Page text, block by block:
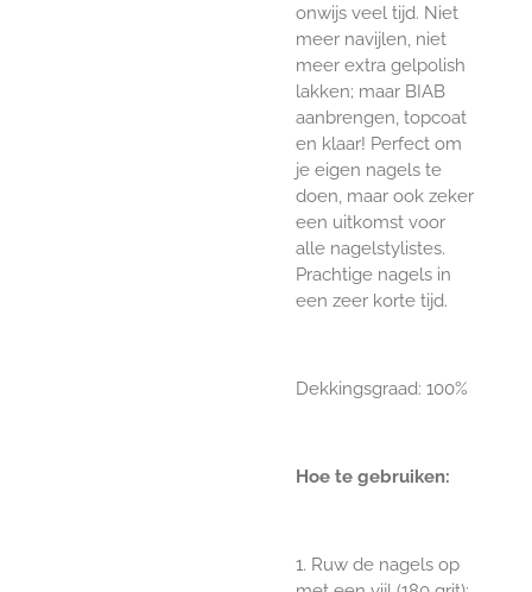
onwijs veel tijd. Niet
meer navijlen, niet
meer extra gelpolish
lakken; maar BIAB
aanbrengen, topcoat
en klaar! Perfect om
je eigen nagels te
doen, maar ook zeker
een uitkomst voor
alle nagelstylistes.
Prachtige nagels in
een zeer korte tijd.
Dekkingsgraad: 100%
Hoe te gebruiken:
1. Ruw de nagels op